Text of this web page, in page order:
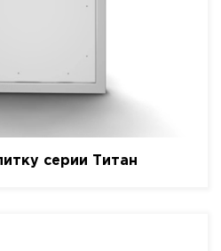
серии Титан